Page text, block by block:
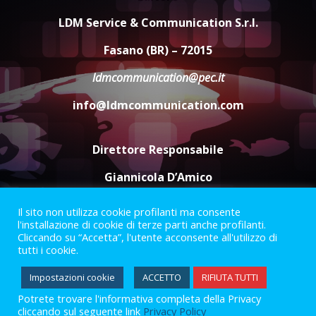
Sostenibile: premiati gli studenti
universitari del bando “La strada
8 Agosto 2026 07:15
“I Contestatori: Musica di
Rivoluzione”: nuovo
appuntamento con “Fasano in
Banda”
7 Agosto 2026 06:05
LDM Service & Communication S.r.l.
Fasano (BR) – 72015
ldmcommunication@pec.it
info@ldmcommunication.com
Direttore Responsabile
Giannicola D’Amico
Termini e Condizioni
Privacy Policy
Informazioni Legali
Facebook
Instagram
Youtube
2023 © Gofasano|Powered byCreativestudio
Il sito non utilizza cookie profilanti ma consente
l'installazione di cookie di terze parti anche profilanti.
Cliccando su “Accetta”, l'utente acconsente all'utilizzo di
tutti i cookie.
Impostazioni cookie ACCETTO RIFIUTA TUTTI
Potrete trovare l'informativa completa della Privacy
cliccando sul seguente link Privacy Policy